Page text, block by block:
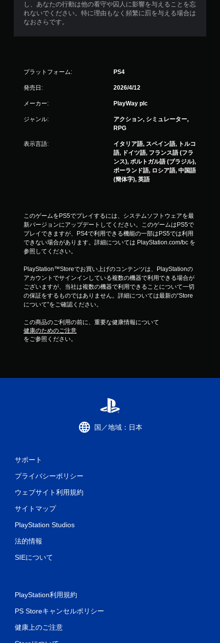
し、あなたの行動は他の看守や囚人に影響を与えることを忘
れないでください。特に理由もなく頻繁に罰を与える場合は
なおさらです。
プラットフォーム: PS4
発売日: 2026/4/12
メーカー: PlayWay plc
ジャンル:
アクション, シミュレーター,
RPG
表示言語:
イタリア語, スペイン語, トルコ
語, ドイツ語, フランス語 (フラ
ンス), ポルトガル語 (ブラジル),
ポーランド語, ロシア語, 中国語
(簡体字), 英語
このゲームをPS5でプレイするには、システムソフトウェアを最
新バージョンにアップデートしてください。このゲームはPS5で
プレイできますが、PS4で利用できる機能の一部はPS5では利用
できない場合があります。詳細については PlayStation.com/bc を
参照してください。
PlayStation™Storeでお買い上げのコンテンツは、PlayStationの
アカウントでサインインしている複数の機器で利用できる場合が
ございますが、当社は複数の機器で利用できることについて一切
の保証をするものではありません。詳細については最新の“Store
について”をご確認ください。
この商品のご利用の前に、重要な健康情報について
健康のためのご注意
をご参照ください。
国／地域：日本
サポート
プライバシーポリシー
ウェブサイト利用規約
サイトマップ
PlayStation Studios
法的情報
SIEについて
PlayStation利用規約
PS Storeキャンセルポリシー
健康上のご注意